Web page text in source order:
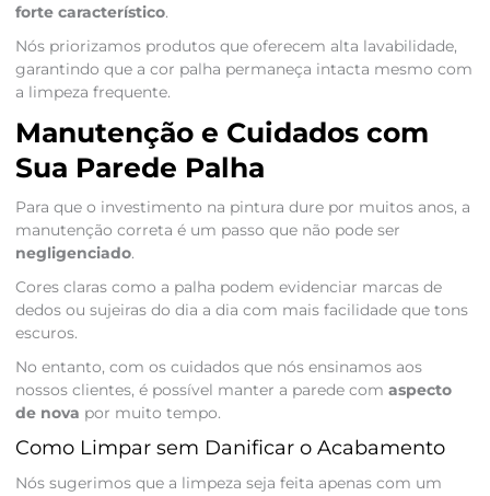
forte característico.
Nós priorizamos produtos que oferecem alta lavabilidade,
garantindo que a cor palha permaneça intacta mesmo com
a limpeza frequente.
Manutenção e Cuidados com
Sua Parede Palha
Para que o investimento na pintura dure por muitos anos, a
manutenção correta é um passo que não pode ser
negligenciado.
Cores claras como a palha podem evidenciar marcas de
dedos ou sujeiras do dia a dia com mais facilidade que tons
escuros.
No entanto, com os cuidados que nós ensinamos aos
nossos clientes, é possível manter a parede com aspecto
de nova por muito tempo.
Como Limpar sem Danificar o Acabamento
Nós sugerimos que a limpeza seja feita apenas com um